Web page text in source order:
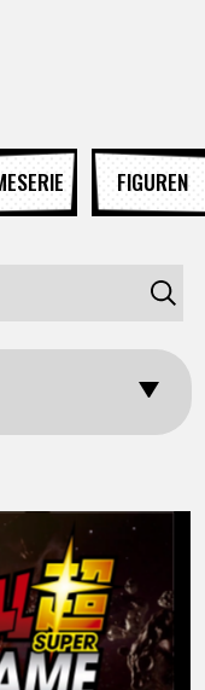
FIGUREN